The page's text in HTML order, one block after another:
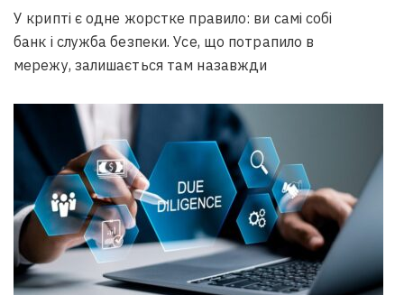
У крипті є одне жорстке правило: ви самі собі
банк і служба безпеки. Усе, що потрапило в
мережу, залишається там назавжди